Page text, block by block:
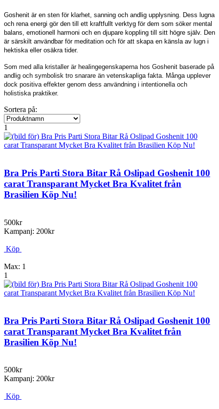
Goshenit är en sten för klarhet, sanning och andlig upplysning. Dess lugna
och rena energi gör den till ett kraftfullt verktyg för dem som söker mental
balans, emotionell harmoni och en djupare koppling till sitt högre själv. Den
är särskilt användbar för meditation och för att skapa en känsla av lugn i
hektiska eller osäkra tider.
Som med alla kristaller är healingegenskaperna hos Goshenit baserade på
andlig och symbolisk tro snarare än vetenskapliga fakta. Många upplever
dock positiva effekter genom dess användning i intentionella och
holistiska praktiker.
Sortera på:
1
Bra Pris Parti Stora Bitar Rå Oslipad Goshenit 100
carat Transparant Mycket Bra Kvalitet från
Brasilien Köp Nu!
500kr
Kampanj: 200kr
Köp
Max: 1
1
Bra Pris Parti Stora Bitar Rå Oslipad Goshenit 100
carat Transparant Mycket Bra Kvalitet från
Brasilien Köp Nu!
500kr
Kampanj: 200kr
Köp